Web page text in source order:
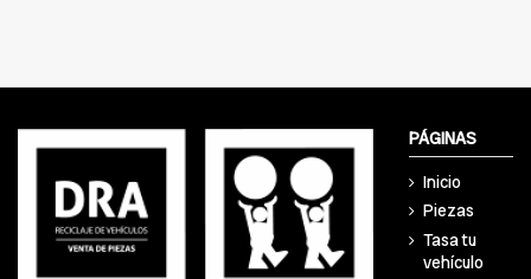
PÁGINAS
Inicio
Piezas
Tasa tu
vehículo